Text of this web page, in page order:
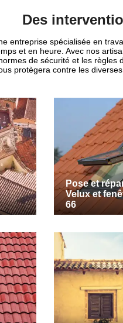
Des
entreprise spécialisée en
et en heure. Avec nos
de sécurité et les règles
protègera contre les
Pose et
Velux et
66